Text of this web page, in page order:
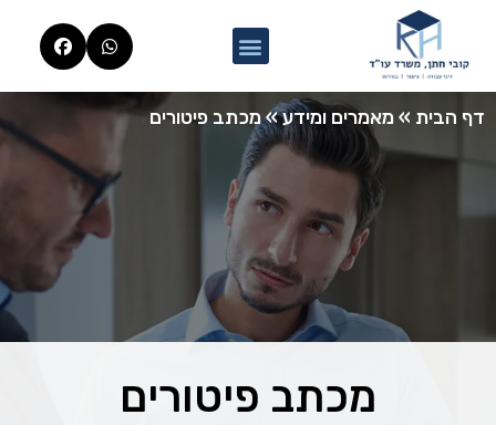
דף הבית »מאמרים ומידע»מכתב פיטורים
מכתב פיטורים